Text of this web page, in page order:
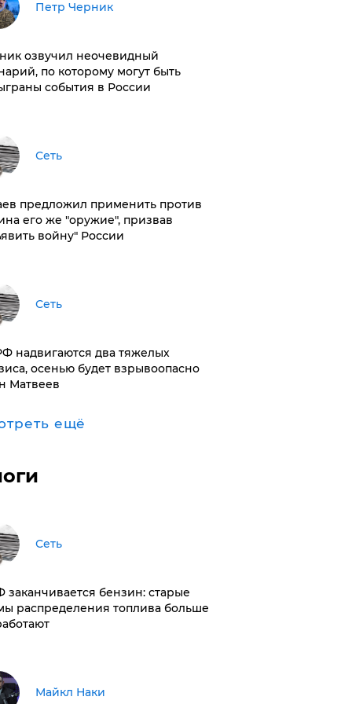
Петр Черник
озвучил неочевидный
по которому могут быть
события в России
Сеть
предложил применить против
его же "оружие", призвав
войну" России
Сеть
надвигаются два тяжелых
осенью будет взрывоопасно
Матвеев
ещё
Сеть
заканчивается бензин: старые
распределения топлива больше
Майкл Наки